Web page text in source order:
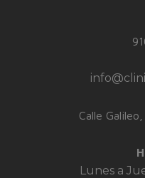
Calle
Lunes a